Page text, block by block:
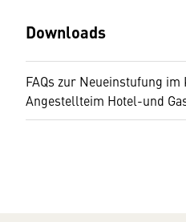
Downloads
FAQs zur Neueinstufung
Angestellteim Hotel-und